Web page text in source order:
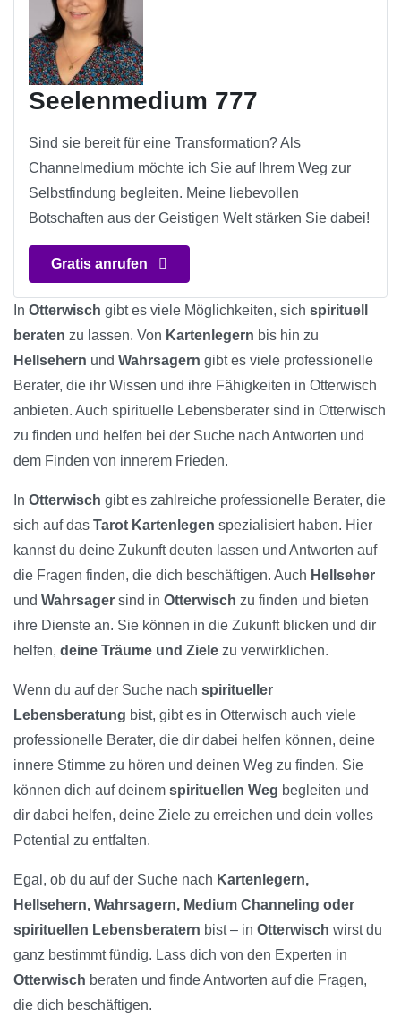
Seelenmedium 777
Sind sie bereit für eine Transformation? Als
Channelmedium möchte ich Sie auf Ihrem Weg zur
Selbstfindung begleiten. Meine liebevollen
Botschaften aus der Geistigen Welt stärken Sie dabei!
Gratis anrufen
In Otterwisch gibt es viele Möglichkeiten, sich spirituell
beraten zu lassen. Von Kartenlegern bis hin zu
Hellsehern und Wahrsagern gibt es viele professionelle
Berater, die ihr Wissen und ihre Fähigkeiten in Otterwisch
anbieten. Auch spirituelle Lebensberater sind in Otterwisch
zu finden und helfen bei der Suche nach Antworten und
dem Finden von innerem Frieden.
In Otterwisch gibt es zahlreiche professionelle Berater, die
sich auf das Tarot Kartenlegen spezialisiert haben. Hier
kannst du deine Zukunft deuten lassen und Antworten auf
die Fragen finden, die dich beschäftigen. Auch Hellseher
und Wahrsager sind in Otterwisch zu finden und bieten
ihre Dienste an. Sie können in die Zukunft blicken und dir
helfen, deine Träume und Ziele zu verwirklichen.
Wenn du auf der Suche nach spiritueller
Lebensberatung bist, gibt es in Otterwisch auch viele
professionelle Berater, die dir dabei helfen können, deine
innere Stimme zu hören und deinen Weg zu finden. Sie
können dich auf deinem spirituellen Weg begleiten und
dir dabei helfen, deine Ziele zu erreichen und dein volles
Potential zu entfalten.
Egal, ob du auf der Suche nach Kartenlegern,
Hellsehern, Wahrsagern, Medium Channeling oder
spirituellen Lebensberatern bist – in Otterwisch wirst du
ganz bestimmt fündig. Lass dich von den Experten in
Otterwisch beraten und finde Antworten auf die Fragen,
die dich beschäftigen.